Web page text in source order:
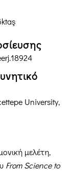
University,
μελέτη,
FromScienceto